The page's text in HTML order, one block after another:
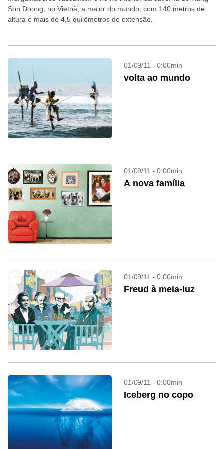
Son Doong, no Vietnã, a maior do mundo, com 140 metros de
altura e mais de 4,5 quilômetros de extensão.
01/09/11 - 0:00min
volta ao mundo
01/09/11 - 0:00min
A nova família
01/09/11 - 0:00min
Freud à meia-luz
01/09/11 - 0:00min
Iceberg no copo